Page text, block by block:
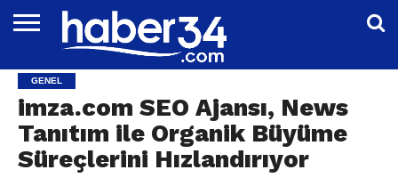
EĞITIM
EKONOMI
GENEL
MAGAZIN
OTOMOTIV
SIYASET
SPOR
TEKNOLOJI
GENEL
imza.com SEO Ajansı, News
Tanıtım ile Organik Büyüme
Süreçlerini Hızlandırıyor